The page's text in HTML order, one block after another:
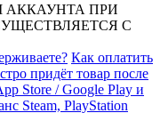
ПРИ
С
Как оплатить
придёт товар после
Store / Google Play и
Steam, PlayStation